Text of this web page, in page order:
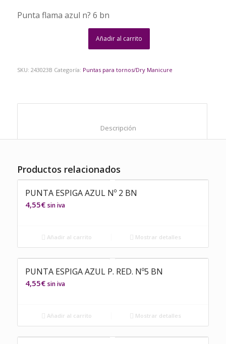
Punta flama azul n? 6 bn
Añadir al carrito
SKU: 243023B Categoría: Puntas para tornos/Dry Manicure
Productos relacionados
PUNTA ESPIGA AZUL Nº 2 BN
4,55€ sin iva
Añadir al carrito Mostrar detalles
PUNTA ESPIGA AZUL P. RED. Nº5 BN
4,55€ sin iva
Añadir al carrito Mostrar detalles